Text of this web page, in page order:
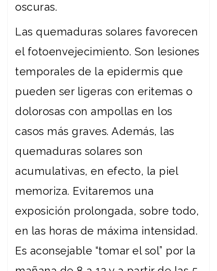
oscuras.
Las quemaduras solares favorecen
el fotoenvejecimiento. Son lesiones
temporales de la epidermis que
pueden ser ligeras con eritemas o
dolorosas con ampollas en los
casos más graves. Además, las
quemaduras solares son
acumulativas, en efecto, la piel
memoriza. Evitaremos una
exposición prolongada, sobre todo,
en las horas de máxima intensidad.
Es aconsejable “tomar el sol” por la